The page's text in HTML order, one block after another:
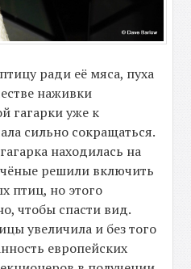
ради её мяса, пуха
наживки
гагарки уже к
сильно сокращаться.
находилась на
решили включить
птиц, но этого
чтобы спасти вид.
увеличила и без того
европейских